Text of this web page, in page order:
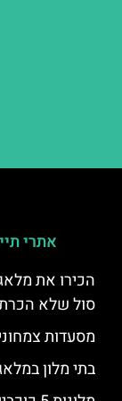
אתרי
הכירו את
סול שלא
מסעדות
בתי מלון